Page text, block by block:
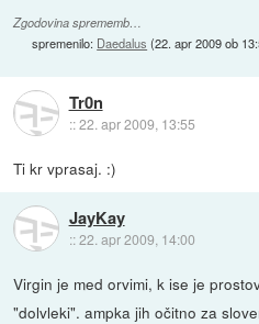
Zgodovina sprememb…
spremenilo: Daedalus (22. apr 2009 ob
Tr0n
::22. apr 2009, 13:55
Ti kr vprasaj. :)
JayKay
::22. apr 2009, 14:00
Virgin je med orvimi, k ise je
"dolvleki". ampka jih očitno za